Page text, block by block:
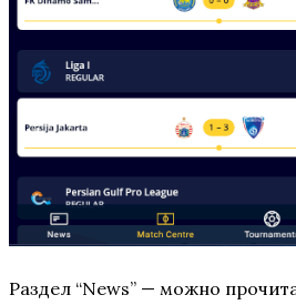
Раздел “News” — можно